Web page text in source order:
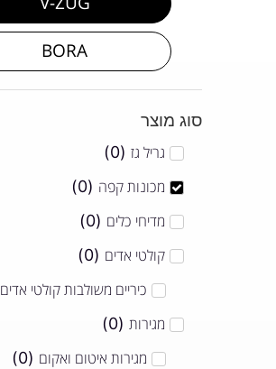
BORA
סוג מוצר
גריל גז (
0
)
מכונות קפה (
0
)
מדיחי כלים (
0
)
קולטי אדים (
0
)
כיריים משולבות קולטי אדים
מגירות (
0
)
מגירות איטום ואקום (
0
)